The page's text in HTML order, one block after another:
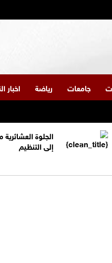
جامعات رياضة اخبار
الجلوة
إلى التنظيم